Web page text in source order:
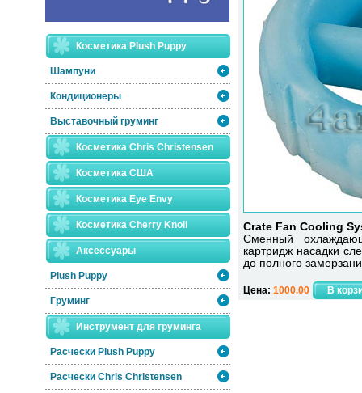
Косметика Plush Puppy
Шампуни
Кондиционеры
Выставочный груминг
Косметика Chris Christensen
Косметика США
Косметика Eye Envy
Косметика Сherry Knoll
Аксессуары
Plush Puppy
Груминг
Инструмент для груминга
Расчески Plush Puppy
Расчески Сhris Christensen
Crate Fan Cooling
Сменный
картридж насадки
до полного
Цена: 1000.00